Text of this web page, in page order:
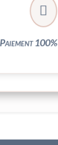

Paiement
transactions par
sécurisées
crypté de notre